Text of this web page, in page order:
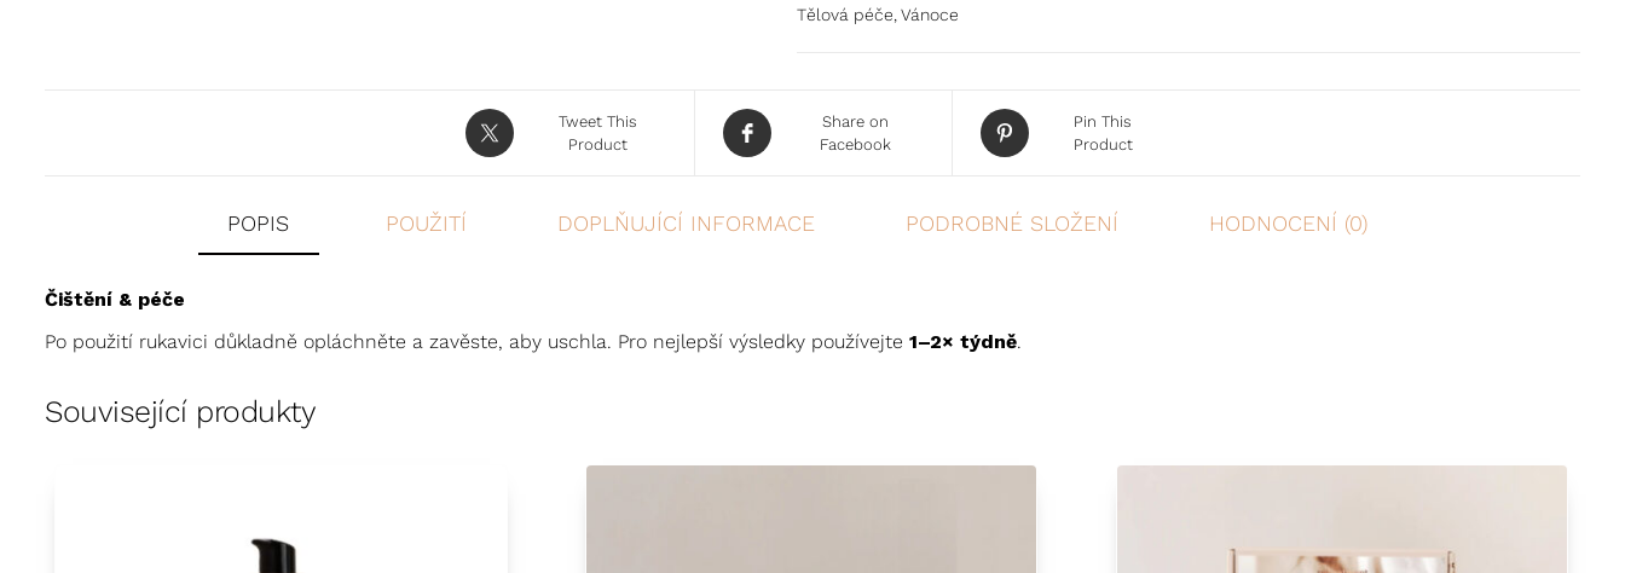
Tělová péče ,Vánoce
Tweet This
Product
Share on
Facebook
Pin This
Product
POPIS POUŽITÍ DOPLŇUJÍCÍ INFORMACE PODROBNÉ SLOŽENÍ HODNOCENÍ (0)
Čištění & péče
Po použití rukavici důkladně opláchněte a zavěste, aby uschla. Pro nejlepší výsledky používejte 1–2× týdně.
Související produkty